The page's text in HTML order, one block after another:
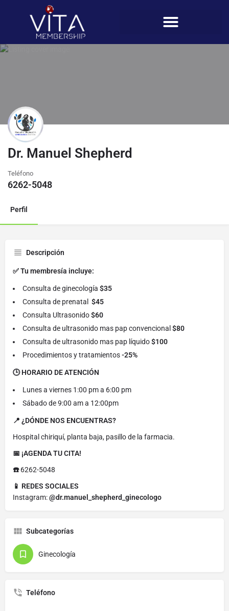
Dr. Manuel Shepherd
Teléfono
6262-5048
Perfil
Descripción
✅ Tu membresía incluye:
Consulta de ginecología $35
Consulta de prenatal $45
Consulta Ultrasonido$60
Consulta de ultrasonido mas pap convencional $80
Consulta de ultrasonido mas pap líquido$100
Procedimientos y tratamientos-25%
🕒 HORARIO DE ATENCIÓN
Lunes a viernes 1:00 pm a 6:00 pm
Sábado de 9:00 am a 12:00pm
📍 ¿DÓNDE NOS ENCUENTRAS?
Hospital chiriquí, planta baja, pasillo de la farmacia.
📅 ¡AGENDA TU CITA!
☎️6262-5048
📱 REDES SOCIALES
Instagram:@dr.manuel_shepherd_ginecologo
Subcategorías
Ginecología
Teléfono